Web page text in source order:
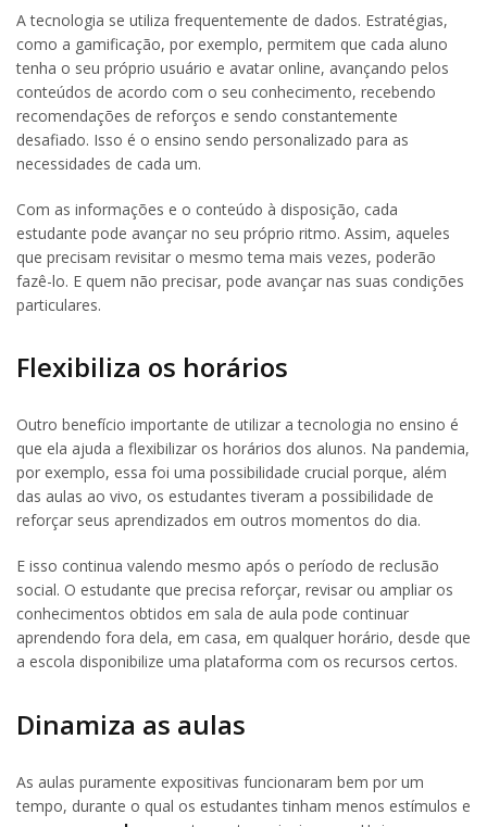
A tecnologia se utiliza frequentemente de dados. Estratégias,
como a gamificação, por exemplo, permitem que cada aluno
tenha o seu próprio usuário e avatar online, avançando pelos
conteúdos de acordo com o seu conhecimento, recebendo
recomendações de reforços e sendo constantemente
desafiado. Isso é o ensino sendo personalizado para as
necessidades de cada um.
Com as informações e o conteúdo à disposição, cada
estudante pode avançar no seu próprio ritmo. Assim, aqueles
que precisam revisitar o mesmo tema mais vezes, poderão
fazê-lo. E quem não precisar, pode avançar nas suas condições
particulares.
Flexibiliza os horários
Outro benefício importante de utilizar a tecnologia no ensino é
que ela ajuda a flexibilizar os horários dos alunos. Na pandemia,
por exemplo, essa foi uma possibilidade crucial porque, além
das aulas ao vivo, os estudantes tiveram a possibilidade de
reforçar seus aprendizados em outros momentos do dia.
E isso continua valendo mesmo após o período de reclusão
social. O estudante que precisa reforçar, revisar ou ampliar os
conhecimentos obtidos em sala de aula pode continuar
aprendendo fora dela, em casa, em qualquer horário, desde que
a escola disponibilize uma plataforma com os recursos certos.
Dinamiza as aulas
As aulas puramente expositivas funcionaram bem por um
tempo, durante o qual os estudantes tinham menos estímulos e